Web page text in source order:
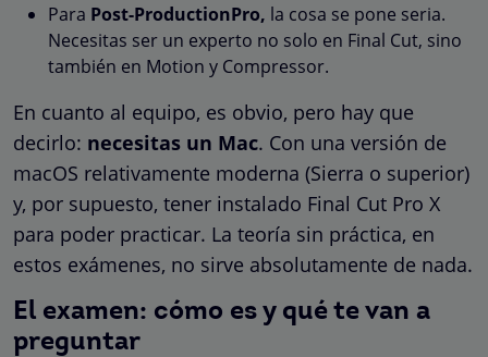
Para Post-ProductionPro, la cosa se pone seria.
Necesitas ser un experto no solo en Final Cut, sino
también en Motion y Compressor.
En cuanto al equipo, es obvio, pero hay que
decirlo: necesitas un Mac. Con una versión de
macOS relativamente moderna (Sierra o superior)
y, por supuesto, tener instalado Final Cut Pro X
para poder practicar. La teoría sin práctica, en
estos exámenes, no sirve absolutamente de nada.
El examen: cómo es y qué te van a
preguntar